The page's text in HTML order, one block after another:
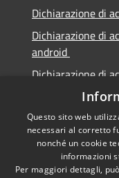
Dichiarazione di
Dichiarazione di
android
Dichiarazione di
Questo sito web
necessari al corretto
nonché un cookie
informazioni
Per maggiori dettagli,